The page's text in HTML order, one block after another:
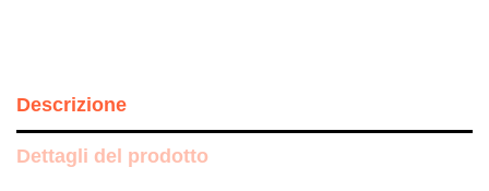
Descrizione
Dettagli del prodotto